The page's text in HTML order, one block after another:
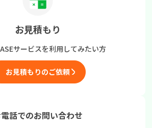
お見積もり
サービスを利用してみたい方
お見積もりのご依頼
話でのお問い合わせ